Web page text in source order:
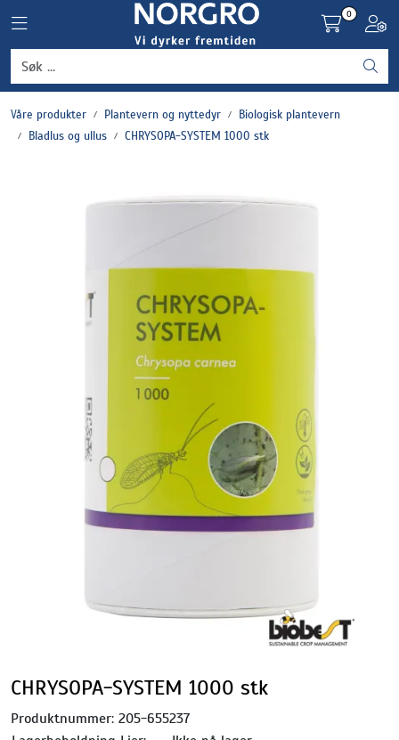
Toggle navigation
0
Våre produkter Plantevern og nyttedyr
Biologisk plantevern
Bladlus og ullus
CHRYSOPA-SYSTEM 1000 stk
CHRYSOPA-SYSTEM 1000 stk
Produktnummer: 205-655237
Grønnsaker
Settepotet og setteløk
Blomster, potter og brett
Driftsmidler